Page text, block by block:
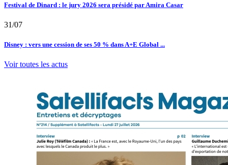
Festival de Dinard : le jury 2026 sera présidé par Amira Casar
31/07
Disney : vers une cession de ses 50 % dans A+E Global ...
Voir toutes les actus